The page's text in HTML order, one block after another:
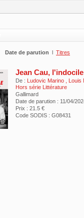
Date de parution l Titres
Jean Cau, l'indocile
De : Ludovic Marino
Louis
Hors série Littérature
Gallimard
Date de parution : 11/04/
Prix : 21.5 €
Code SODIS : G08431